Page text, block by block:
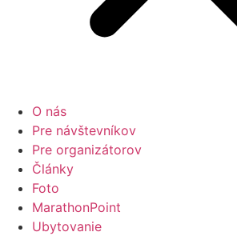
O nás
Pre návštevníkov
Pre organizátorov
Články
Foto
MarathonPoint
Ubytovanie